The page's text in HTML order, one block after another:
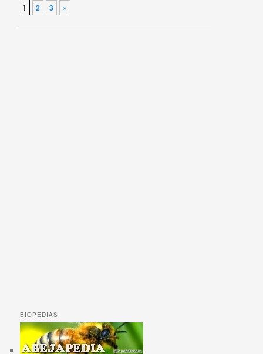
Navegador de artículos
1 2 3 »
BIOPEDIAS